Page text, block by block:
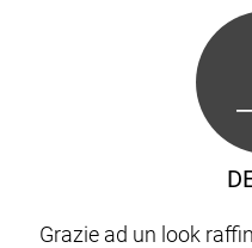
Grazie ad un look